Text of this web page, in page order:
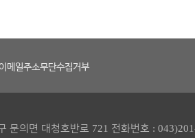
메일주소무단수집거부
문의면 대청호반로 721 전화번호 :